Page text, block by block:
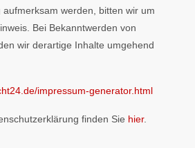
werden, bitten wir um
Bei Bekanntwerden von
wir derartige Inhalte umgehend
impressum-generator.html
finden Sie hier.